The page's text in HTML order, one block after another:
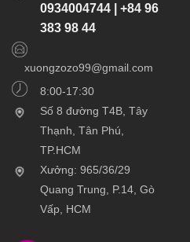
0934004744 | +84 96
383 98 44
xuongzozo99@gmail.com
8:00-17:30
Số 8 đường T4B, Tây
Thạnh, Tân Phú,
TP.HCM
Xưởng: 965/36/29
Quang Trung, P.14, Gò
Vấp, HCM